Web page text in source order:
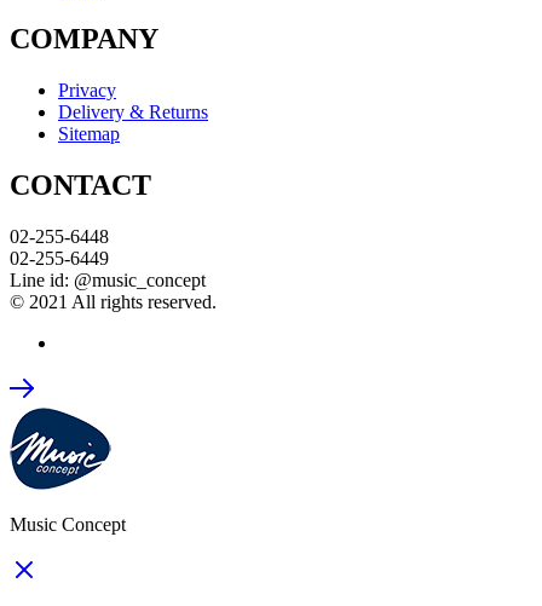
COMPANY
Privacy
Delivery & Returns
Sitemap
CONTACT
02-255-6448
02-255-6449
Line id: @music_concept
© 2021 All rights reserved.
Music Concept